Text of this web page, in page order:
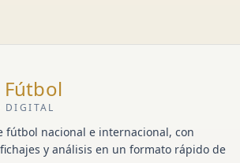
DIGITAL
fútbol nacional e internacional, con
y análisis en un formato rápido de